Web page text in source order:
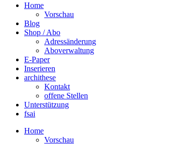
Home
Vorschau
Blog
Shop / Abo
Adressänderung
Aboverwaltung
E-Paper
Inserieren
archithese
Kontakt
offene Stellen
Unterstützung
fsai
Home
Vorschau